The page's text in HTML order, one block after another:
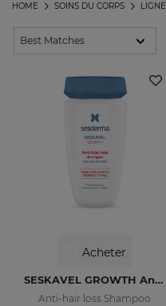
LIGNE
SOINS DU CORPS
HOME
Acheter
SESKAVEL GROWTH Anti-Hair Loss Shampoo
Anti-hair loss Shampoo